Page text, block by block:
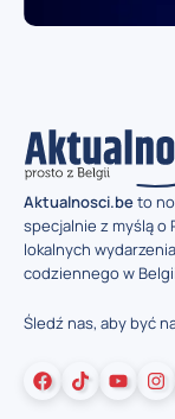
Aktualnosci.beto
specjalnie z myślą o
lokalnych
codziennego w
Śledź nas, aby być